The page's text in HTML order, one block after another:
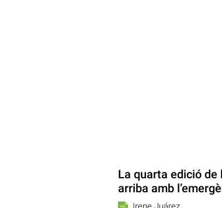
La quarta edició de
arriba amb